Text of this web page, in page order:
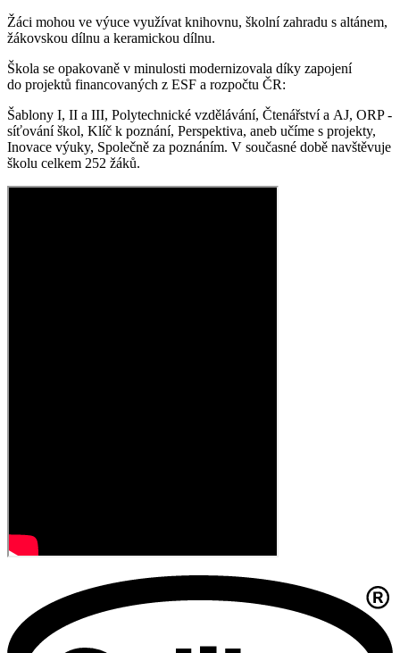
Žáci mohou ve výuce využívat knihovnu, školní zahradu s altánem,
žákovskou dílnu a keramickou dílnu.
Škola se opakovaně v minulosti modernizovala díky zapojení
do projektů financovaných z ESF a rozpočtu ČR:
Šablony I, II a III, Polytechnické vzdělávání, Čtenářství a AJ, ORP -
síťování škol, Klíč k poznání, Perspektiva, aneb učíme s projekty,
Inovace výuky, Společně za poznáním. V současné době navštěvuje
školu celkem 252 žáků.